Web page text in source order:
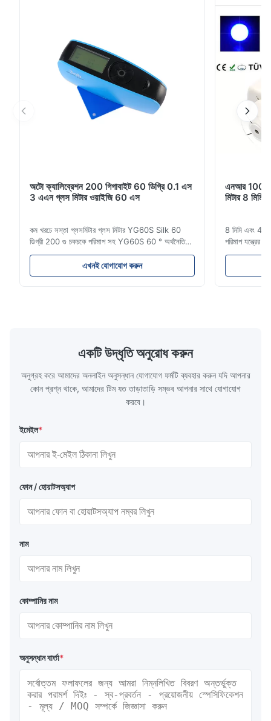
অটো ক্যালিব্রেশন 200 গিগাবাইট 60 ডিগ্রি 0.1 এস
3 এএন গ্লস মিটার ওয়াইজি 60 এস
কম খরচে সস্তা গ্লসমিটার গ্লস মিটার YG60S Silk 60
ডিগ্রী 200 গু চকচকে পরিমাপ সহ YG60S 60 ° অর্থনৈতিক
গ্লস মিটার করতে পারেন গ্লস (0-200Gu) সহ পরীক্ষা
সামগ্রী, এবং সর্বজনীনভাবে পেইন্ট, কালি, স্টোভিং বার্নিশ, লেপ,
কাঠের পণ্যগুলিতে প্রযোজ্য;মার্বেল, গ্রানাইট, ভিট্রিফাইড পালিশ
এখনই যোগাযোগ করুন
এনআর 100
মিটার 8 মিমি
8 মিমি এবং 4
পরিমাপ যন্ত্রের
বর্ণনা এনআর
দামের পোর্টেবল
একটি উদ্ধৃতি অনুরোধ করুন
অনুগ্রহ করে আমাদের অনলাইন অনুসন্ধান যোগাযোগ ফর্মটি ব্যবহার করুন যদি আপনার
কোন প্রশ্ন থাকে, আমাদের টিম যত তাড়াতাড়ি সম্ভব আপনার সাথে যোগাযোগ
করবে।
ইমেইল*
ফোন / হোয়াটসঅ্যাপ
নাম
কোম্পানির নাম
অনুসন্ধান বার্তা*